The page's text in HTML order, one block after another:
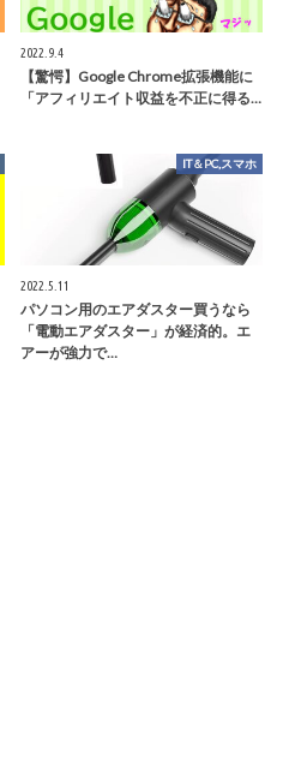
2022.9.4
【驚愕】Google Chrome拡張機能に
「アフィリエイト収益を不正に得る…
IT＆PC,スマホ
2022.5.11
パソコン用のエアダスター買うなら
「電動エアダスター」が経済的。エ
アーが強力で…